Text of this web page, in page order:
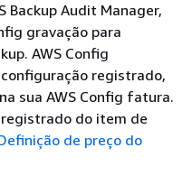
Backup Audit Manager,
gravação para
AWS Config
registrado,
sua AWS Config fatura.
do item de
de preço do